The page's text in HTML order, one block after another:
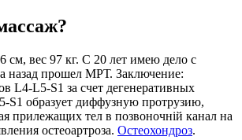
см, вес 97 кг. С 20 лет имею дело с
назад прошел МРТ. Заключение:
L4-L5-S1 за счет дегенеративных
S1 образует диффузную протрузию,
прилежащих тел в позвоночній канал на
остеоартроза. Остеохондроз.